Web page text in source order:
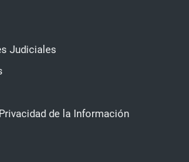
Judiciales
de la Información